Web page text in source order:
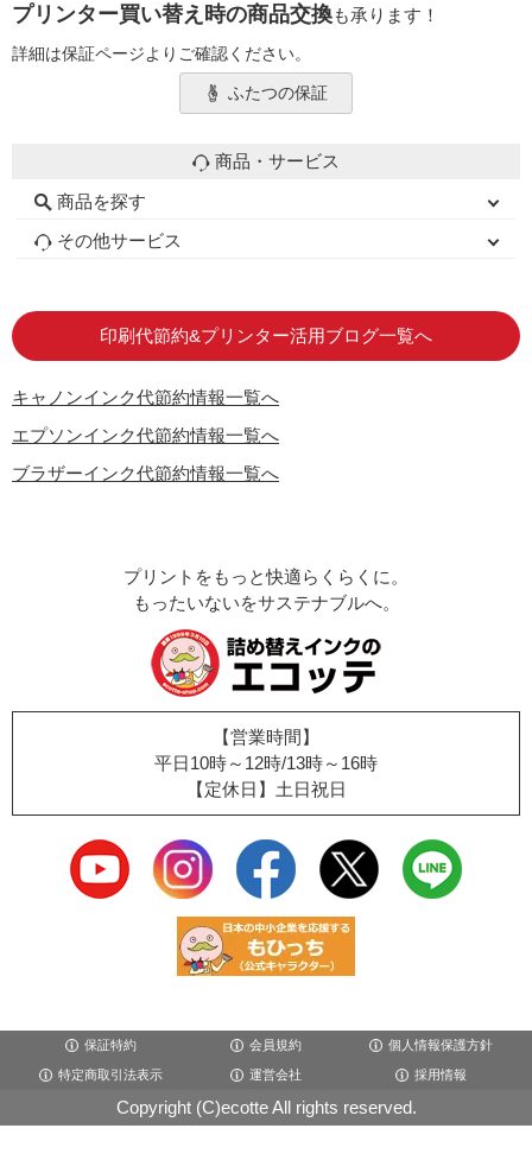
プリンター買い替え時の商品交換も承ります！
詳細は保証ページよりご確認ください。
ふたつの保証
商品・サービス
商品を探す
初心者用セット
キャノンインク
エプソンインク
ブラザーインク
詰め替えインク
互換インクボトル
互換インクカートリッジ
再生インクカートリッジ
トナーカートリッジ
その他サービス
印刷代節約&プリンター活用ブログ一覧へ
キャノンインク代節約情報一覧へ
エプソンインク代節約情報一覧へ
ブラザーインク代節約情報一覧へ
プリントをもっと快適らくらくに。
もったいないをサステナブルへ。
【営業時間】
平日10時～12時/13時～16時
【定休日】土日祝日
保証特約 会員規約 個人情報保護方針
特定商取引法表示 運営会社 採用情報
Copyright (C)ecotte All rights reserved.